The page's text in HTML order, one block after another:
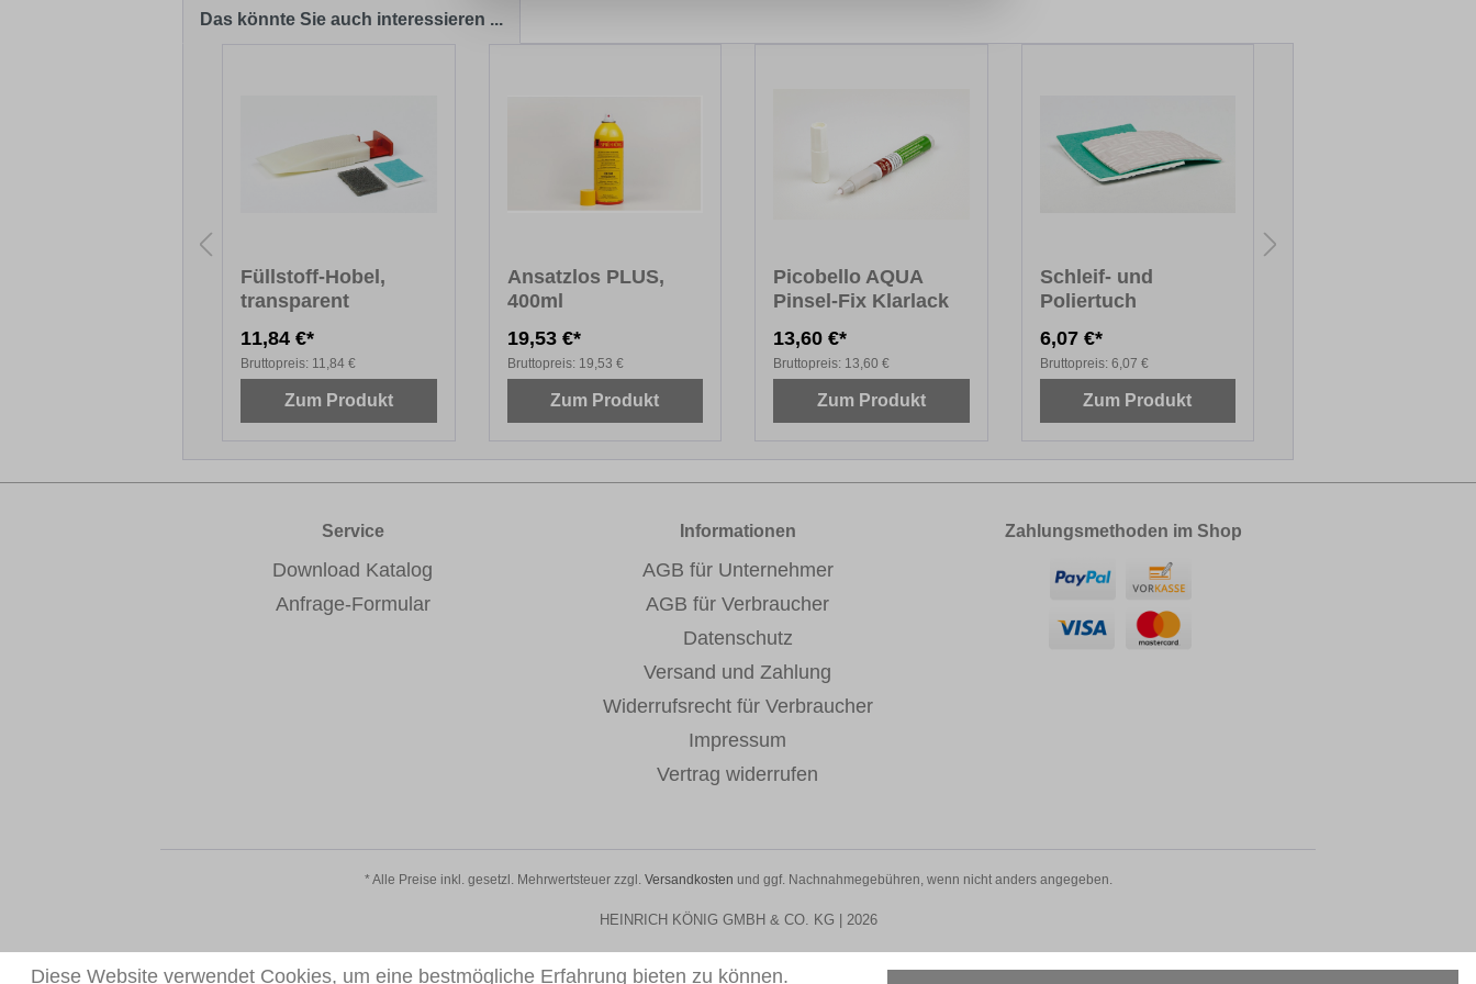
Das könnte Sie auch interessieren ...
Füllstoff-Hobel,
transparent
11,84 €*
Bruttopreis: 11,84 €
Zum Produkt
Ansatzlos PLUS,
400ml
19,53 €*
Bruttopreis: 19,53 €
Zum Produkt
Picobello AQUA
Pinsel-Fix Klarlack
13,60 €*
Bruttopreis: 13,60 €
Zum Produkt
Schleif- und
Poliertuch
6,07 €*
Bruttopreis: 6,07 €
Zum Produkt
Service
Download Katalog
Anfrage-Formular
Informationen
AGB für Unternehmer
AGB für Verbraucher
Datenschutz
Versand und Zahlung
Widerrufsrecht für Verbraucher
Impressum
Vertrag widerrufen
Zahlungsmethoden im Shop
* Alle Preise inkl. gesetzl. Mehrwertsteuer zzgl. Versandkosten und ggf. Nachnahmegebühren, wenn nicht anders angegeben.
HEINRICH KÖNIG GMBH & CO. KG | 2026
Diese Website verwendet Cookies, um eine bestmögliche Erfahrung bieten zu können.